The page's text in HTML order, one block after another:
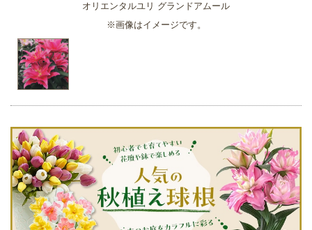
オリエンタルユリ グランドアムール
※画像はイメージです。